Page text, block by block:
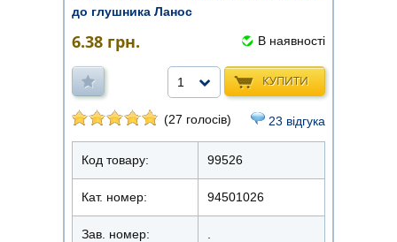
до глушника Ланос
6.38 грн. В наявності
КУПИТИ
1
(27 голосів) 23 відгука
Код товару: 99526
Кат. номер: 94501026
Зав. номер: